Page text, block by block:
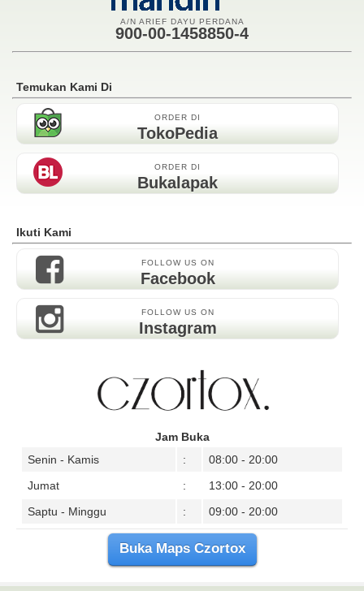
A/N ARIEF DAYU PERDANA
900-00-1458850-4
Temukan Kami Di
ORDER DI
TokoPedia
ORDER DI
Bukalapak
Ikuti Kami
FOLLOW US ON
Facebook
FOLLOW US ON
Instagram
Jam Buka
Senin - Kamis
:
08:00 - 20:00
Jumat
:
13:00 - 20:00
Saptu - Minggu
: 09:00 - 20:00
Buka Maps Czortox